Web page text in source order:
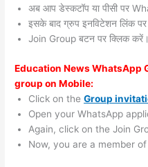
अब आप डेस्कटॉप या पीसी पर
इसके बाद ग्रुप इनविटेशन लिंक
Join Group बटन पर क्लिक करें।
Education News WhatsApp
group on Mobile:
Click on theGroup
Open your WhatsApp
Again, click on the Join
Now, you are a member